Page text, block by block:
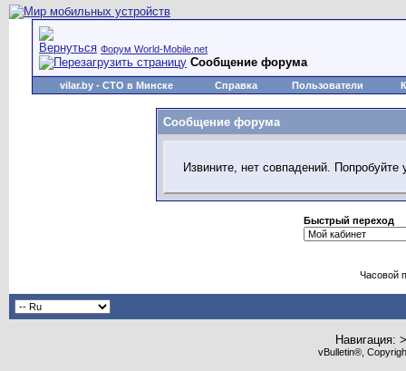
Форум World-Mobile.net
Сообщение форума
vilar.by - СТО в Минске Справка Пользователи
Сообщение форума
Извините, нет совпадений. Попробуйте
Быстрый переход
Часовой
Навигация:
vBulletin®,